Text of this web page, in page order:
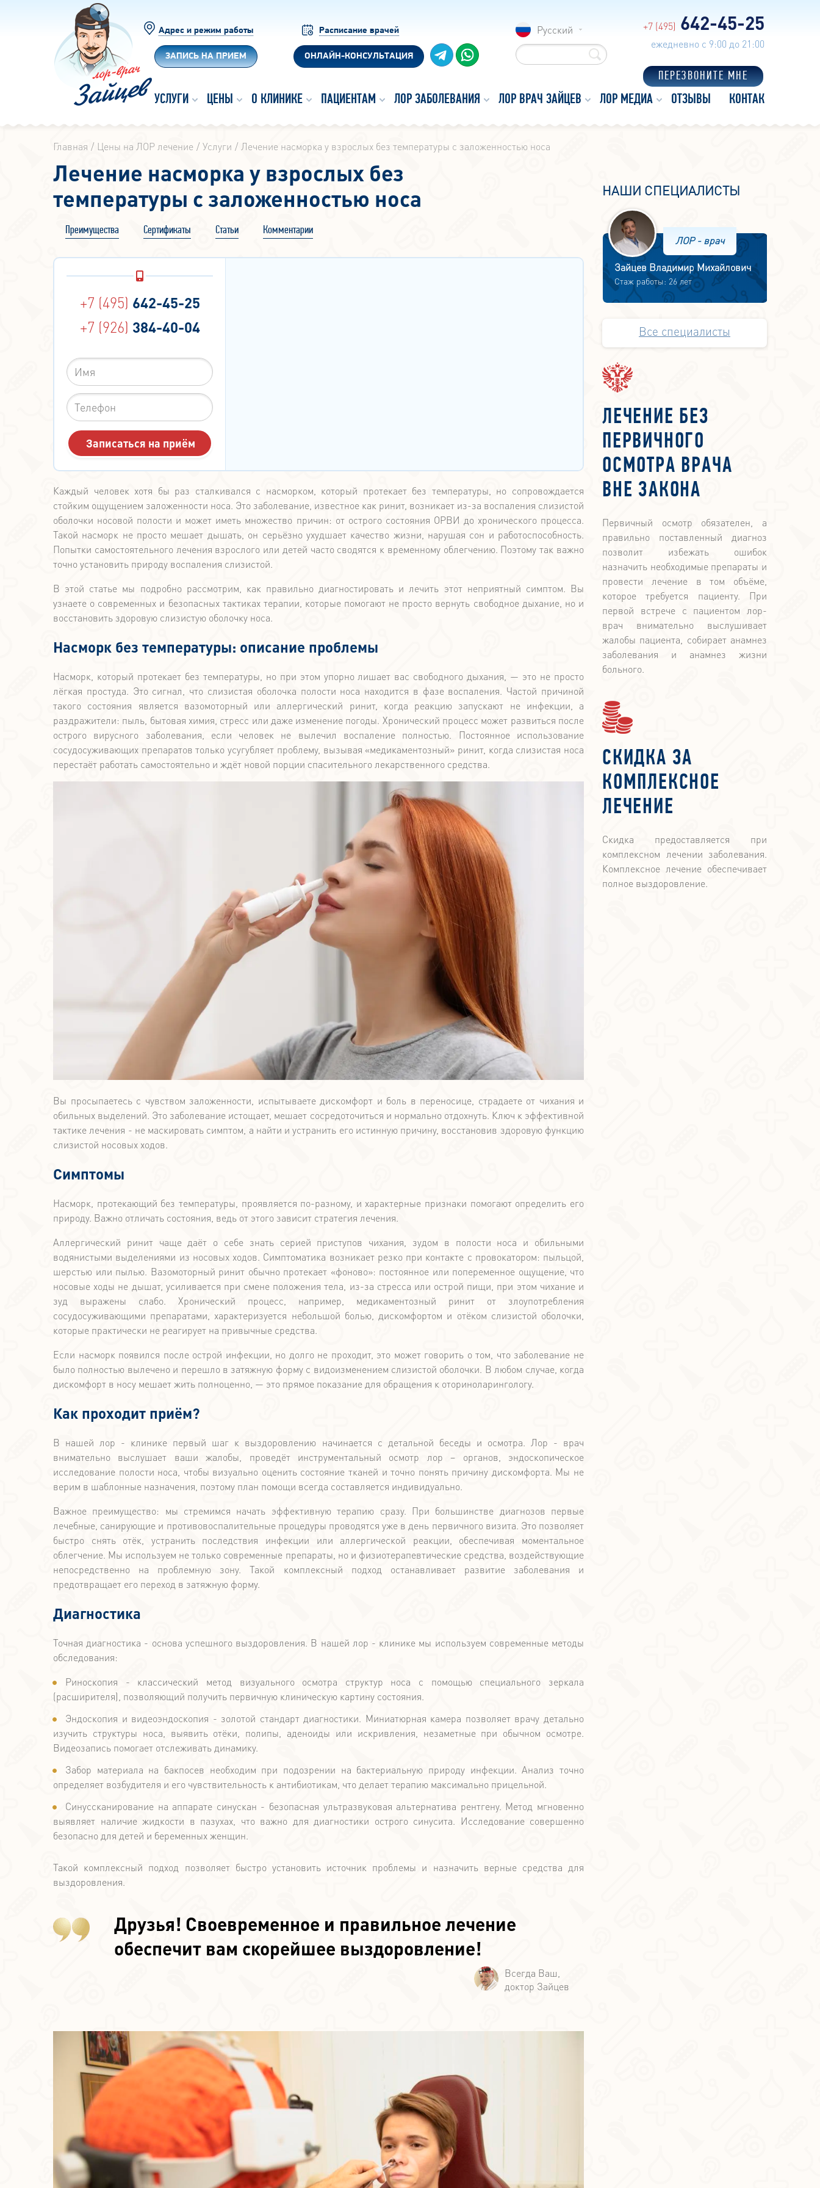
Адрес и режим работы
ЗАПИСЬ НА ПРИЕМ
Расписание врачей
ОНЛАЙН-КОНСУЛЬТАЦИЯ
Русский +7 (495) 642-45-25
ежедневно с 9:00 до 21:00
ПЕРЕЗВОНИТЕ МНЕ
УСЛУГИ ЦЕНЫ О КЛИНИКЕ ПАЦИЕНТАМ ЛОР ЗАБОЛЕВАНИЯ ЛОР ВРАЧ ЗАЙЦЕВ ЛОР МЕДИА ОТЗЫВЫ КОНТАКТЫ
Главная Цены на ЛОР лечение Услуги Лечение насморка у взрослых без температуры с заложенностью носа
Лечение насморка у взрослых без
температуры с заложенностью носа
Преимущества Сертификаты Статьи Комментарии
+7 (495) 642-45-25
+7 (926) 384-40-04
Каждый человек хотя бы раз сталкивался с насморком, который протекает без температуры, но сопровождается
стойким ощущением заложенности носа. Это заболевание, известное как ринит, возникает из-за воспаления слизистой
оболочки носовой полости и может иметь множество причин: от острого состояния ОРВИ до хронического процесса.
Такой насморк не просто мешает дышать, он серьёзно ухудшает качество жизни, нарушая сон и работоспособность.
Попытки самостоятельного лечения взрослого или детей часто сводятся к временному облегчению. Поэтому так важно
точно установить природу воспаления слизистой.
В этой статье мы подробно рассмотрим, как правильно диагностировать и лечить этот неприятный симптом. Вы
узнаете о современных и безопасных тактиках терапии, которые помогают не просто вернуть свободное дыхание, но и
восстановить здоровую слизистую оболочку носа.
Насморк без температуры: описание проблемы
Насморк, который протекает без температуры, но при этом упорно лишает вас свободного дыхания, — это не просто
лёгкая простуда. Это сигнал, что слизистая оболочка полости носа находится в фазе воспаления. Частой причиной
такого состояния является вазомоторный или аллергический ринит, когда реакцию запускают не инфекции, а
раздражители: пыль, бытовая химия, стресс или даже изменение погоды. Хронический процесс может развиться после
острого вирусного заболевания, если человек не вылечил воспаление полностью. Постоянное использование
сосудосуживающих препаратов только усугубляет проблему, вызывая «медикаментозный» ринит, когда слизистая носа
перестаёт работать самостоятельно и ждёт новой порции спасительного лекарственного средства.
Вы просыпаетесь с чувством заложенности, испытываете дискомфорт и боль в переносице, страдаете от чихания и
обильных выделений. Это заболевание истощает, мешает сосредоточиться и нормально отдохнуть. Ключ к эффективной
тактике лечения - не маскировать симптом, а найти и устранить его истинную причину, восстановив здоровую функцию
слизистой носовых ходов.
Симптомы
Насморк, протекающий без температуры, проявляется по-разному, и характерные признаки помогают определить его
природу. Важно отличать состояния, ведь от этого зависит стратегия лечения.
Аллергический ринит чаще даёт о себе знать серией приступов чихания, зудом в полости носа и обильными
водянистыми выделениями из носовых ходов. Симптоматика возникает резко при контакте с провокатором: пыльцой,
шерстью или пылью. Вазомоторный ринит обычно протекает «фоново»: постоянное или попеременное ощущение, что
носовые ходы не дышат, усиливается при смене положения тела, из-за стресса или острой пищи, при этом чихание и
зуд выражены слабо. Хронический процесс, например, медикаментозный ринит от злоупотребления
сосудосуживающими препаратами, характеризуется небольшой болью, дискомфортом и отёком слизистой оболочки,
которые практически не реагирует на привычные средства.
Если насморк появился после острой инфекции, но долго не проходит, это может говорить о том, что заболевание не
было полностью вылечено и перешло в затяжную форму с видоизменением слизистой оболочки. В любом случае, когда
дискомфорт в носу мешает жить полноценно, — это прямое показание для обращения к оториноларингологу.
Как проходит приём?
В нашей лор - клинике первый шаг к выздоровлению начинается с детальной беседы и осмотра. Лор - врач
внимательно выслушает ваши жалобы, проведёт инструментальный осмотр лор – органов, эндоскопическое
исследование полости носа, чтобы визуально оценить состояние тканей и точно понять причину дискомфорта. Мы не
верим в шаблонные назначения, поэтому план помощи всегда составляется индивидуально.
Важное преимущество: мы стремимся начать эффективную терапию сразу. При большинстве диагнозов первые
лечебные, санирующие и противовоспалительные процедуры проводятся уже в день первичного визита. Это позволяет
быстро снять отёк, устранить последствия инфекции или аллергической реакции, обеспечивая моментальное
облегчение. Мы используем не только современные препараты, но и физиотерапевтические средства, воздействующие
непосредственно на проблемную зону. Такой комплексный подход останавливает развитие заболевания и
предотвращает его переход в затяжную форму.
Диагностика
Точная диагностика - основа успешного выздоровления. В нашей лор - клинике мы используем современные методы
обследования:
Риноскопия - классический метод визуального осмотра структур носа с помощью специального зеркала
(расширителя), позволяющий получить первичную клиническую картину состояния.
Эндоскопия и видеоэндоскопия - золотой стандарт диагностики. Миниатюрная камера позволяет врачу детально
изучить структуры носа, выявить отёки, полипы, аденоиды или искривления, незаметные при обычном осмотре.
Видеозапись помогает отслеживать динамику.
Забор материала на бакпосев необходим при подозрении на бактериальную природу инфекции. Анализ точно
определяет возбудителя и его чувствительность к антибиотикам, что делает терапию максимально прицельной.
Синуссканирование на аппарате синускан - безопасная ультразвуковая альтернатива рентгену. Метод мгновенно
выявляет наличие жидкости в пазухах, что важно для диагностики острого синусита. Исследование совершенно
безопасно для детей и беременных женщин.
Такой комплексный подход позволяет быстро установить источник проблемы и назначить верные средства для
выздоровления.
Друзья! Своевременное и правильное лечение
обеспечит вам скорейшее выздоровление!
НАШИ СПЕЦИАЛИСТЫ
ЛОР - врач
Зайцев Владимир Михайлович
Стаж работы: 26 лет
Все специалисты
ЛЕЧЕНИЕ БЕЗ
ПЕРВИЧНОГО
ОСМОТРА ВРАЧА
ВНЕ ЗАКОНА
Первичный осмотр обязателен, а
правильно поставленный диагноз
позволит избежать ошибок
назначить необходимые препараты и
провести лечение в том объёме,
которое требуется пациенту. При
первой встрече с пациентом лор-
врач внимательно выслушивает
жалобы пациента, собирает анамнез
заболевания и анамнез жизни
больного.
СКИДКА ЗА
КОМПЛЕКСНОЕ
ЛЕЧЕНИЕ
Скидка предоставляется при
комплексном лечении заболевания.
Комплексное лечение обеспечивает
полное выздоровление.